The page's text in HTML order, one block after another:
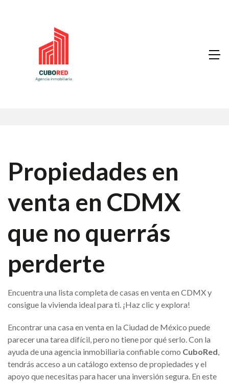
Propiedades en
venta en CDMX
que no querrás
perderte
Encuentra una lista completa de casas en venta en CDMX y
consigue la vivienda ideal para ti. ¡Haz clic y explora!
Encontrar una casa en venta en la Ciudad de México puede
parecer una tarea difícil, pero no tiene por qué serlo. Con la
ayuda de una agencia inmobiliaria confiable como CuboRed,
tendrás acceso a un catálogo extenso de propiedades y el
apoyo que necesitas para hacer una inversión segura. En este